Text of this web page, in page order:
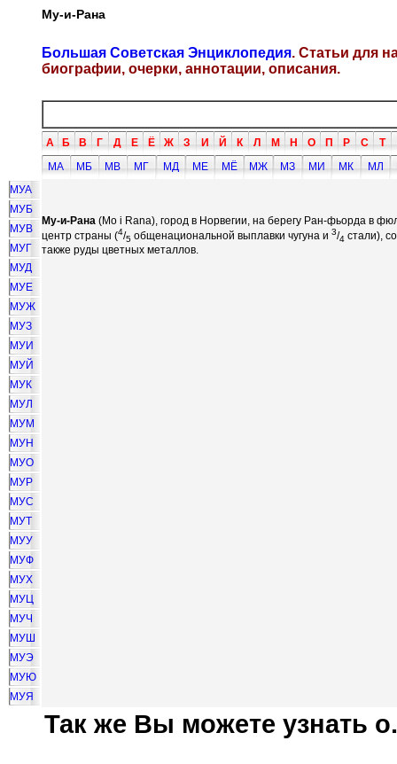
Му-и-Рана
Большая Советская Энциклопедия. Статьи для
биографии, очерки, аннотации, описания.
А Б В Г Д Е Ё Ж З И Й К Л М Н О П Р С Т
МА
МБ МВ МГ МД МЕ МЁ МЖ МЗ МИ МК МЛ
МУА
МУБ
МУВ
МУГ
МУД
МУЕ
МУЖ
МУЗ
МУИ
МУЙ
МУК
МУЛ
МУМ
МУН
МУО
МУР
МУС
МУТ
МУУ
МУФ
МУХ
МУЦ
МУЧ
МУШ
МУЭ
МУЮ
МУЯ
Му-и-Рана (Mo i Rana), город в Норвегии, на берегу Ран-фьорда в
центр страны (4/5 общенациональной выплавки чугуна и 3/4 стали),
также руды цветных металлов.
Так же Вы можете узнать